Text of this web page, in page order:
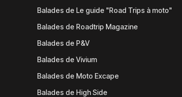
Balades de Le guide "Road Trips à moto"
Balades de Roadtrip Magazine
Balades de P&V
Balades de Vivium
Balades de Moto Excape
Balades de High Side